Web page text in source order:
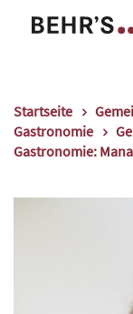
Startseite
Gastronomie
Gastronomie: